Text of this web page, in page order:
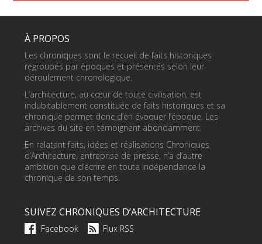
À PROPOS
Les chroniques sont le recueil de faits historiques
regroupés par époques et présentés selon leur
déroulement chronologique.
L’architecture, au cœur de toute civilisation, est
indubitablement constituée de faits historiques et sa
chronique permet donc d’en évoquer l’époque. Les
archives du site en témoignent abondamment.
En relatant faits, idées et réalisations Chroniques
d’Architecture, entreprise de presse, n’a d’autre
ambition que d’écrire en toute indépendance la
chronique de son temps.
SUIVEZ CHRONIQUES D’ARCHITECTURE
Facebook Flux RSS